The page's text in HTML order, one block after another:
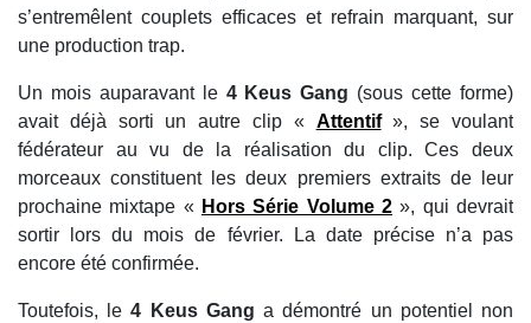
s’entremêlent couplets efficaces et refrain marquant, sur
une production trap.
Un mois auparavant le 4 Keus Gang (sous cette forme)
avait déjà sorti un autre clip « Attentif », se voulant
fédérateur au vu de la réalisation du clip. Ces deux
morceaux constituent les deux premiers extraits de leur
prochaine mixtape « Hors Série Volume 2 », qui devrait
sortir lors du mois de février. La date précise n’a pas
encore été confirmée.
Toutefois, le4 Keus Gang a démontré un potentiel non